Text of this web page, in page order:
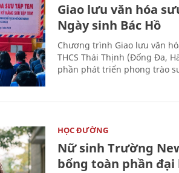
Giao lưu văn hóa
Ngày sinh Bác Hồ
Chương trình Giao lưu văn
THCS Thái Thịnh (Đống Đa,
phần phát triển phong trào
HỌC ĐƯỜNG
Nữ sinh Trường
bổng toàn phần